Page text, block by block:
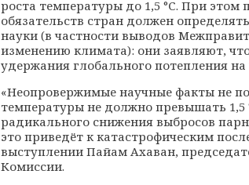
роста температуры до 1,5 °С. При
обязательств стран должен
науки (в частности выводов
изменению климата): они заявляют,
удержания глобального потепления
«Неопровержимые научные факты не
температуры не должно превышать 1,5
радикального снижения выбросов
это приведёт к катастрофическим
выступлении Пайам Ахаван,
Комиссии.